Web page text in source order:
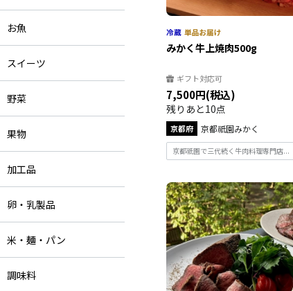
お魚
スイーツ
野菜
果物
加工品
卵・乳製品
米・麺・パン
調味料
みかく牛上焼肉500g
ギフト対応可
7,500円(税込)
残りあと10点
京都府 京都祇園みかく
京都祇園で三代続く牛肉料理専門店...